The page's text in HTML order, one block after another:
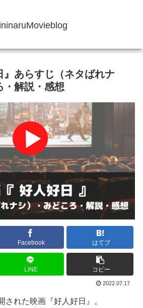
』あらすじ（ネタばれナ
・解説・感想
Facebook はてブ
LINE コピー
2022.07.17
された映画『好人好日』。